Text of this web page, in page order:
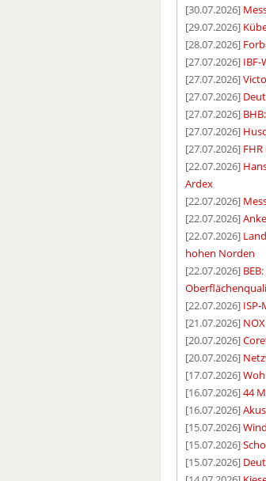
[30.07.2026]
[29.07.2026]
[28.07.2026]
[27.07.2026]
[27.07.2026]
[27.07.2026]
[27.07.2026]
[27.07.2026]
[27.07.2026]
[22.07.2026]
Ardex
[22.07.2026]
[22.07.2026]
[22.07.2026]
hohen Norden
[22.07.2026]
[22.07.2026]
[21.07.2026]
[20.07.2026]
[20.07.2026]
[17.07.2026]
[16.07.2026]44
[16.07.2026]
[15.07.2026]
[15.07.2026]
[15.07.2026]